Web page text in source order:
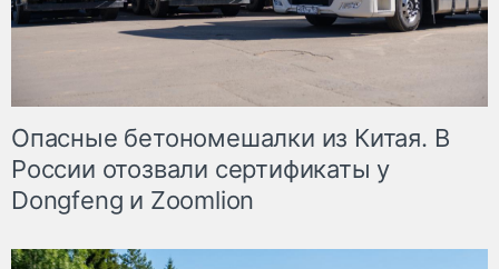
Опасные бетономешалки из Китая. В
России отозвали сертификаты у
Dongfeng и Zoomlion